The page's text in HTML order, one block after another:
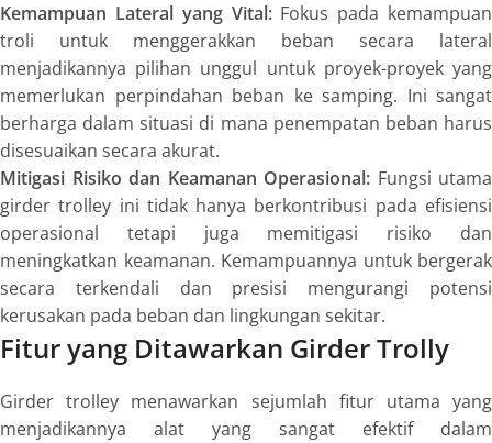
Kemampuan Lateral yang Vital:Fokus pada kemampuan
troli untuk menggerakkan beban secara lateral
menjadikannya pilihan unggul untuk proyek-proyek yang
memerlukan perpindahan beban ke samping. Ini sangat
berharga dalam situasi di mana penempatan beban harus
disesuaikan secara akurat.
Mitigasi Risiko dan Keamanan Operasional: Fungsi utama
girder trolley ini tidak hanya berkontribusi pada efisiensi
operasional tetapi juga memitigasi risiko dan
meningkatkan keamanan. Kemampuannya untuk bergerak
secara terkendali dan presisi mengurangi potensi
kerusakan pada beban dan lingkungan sekitar.
Fitur yang Ditawarkan Girder Trolly
Girder trolley menawarkan sejumlah fitur utama yang
menjadikannya alat yang sangat efektif dalam